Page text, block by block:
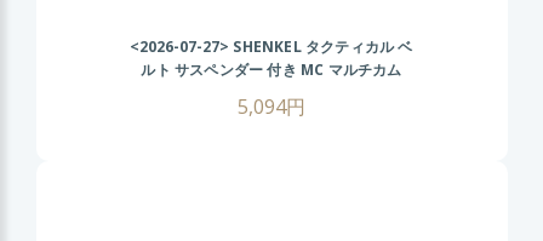
<2026-07-27> SHENKEL タクティカル ベ
ルト サスペンダー 付き MC マルチカム
MOLLE サバイバルゲーム
5,094円